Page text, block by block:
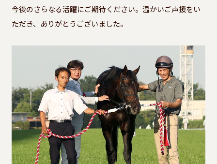
今後のさらなる活躍にご期待ください。温かいご声援をい
ただき、ありがとうございました。